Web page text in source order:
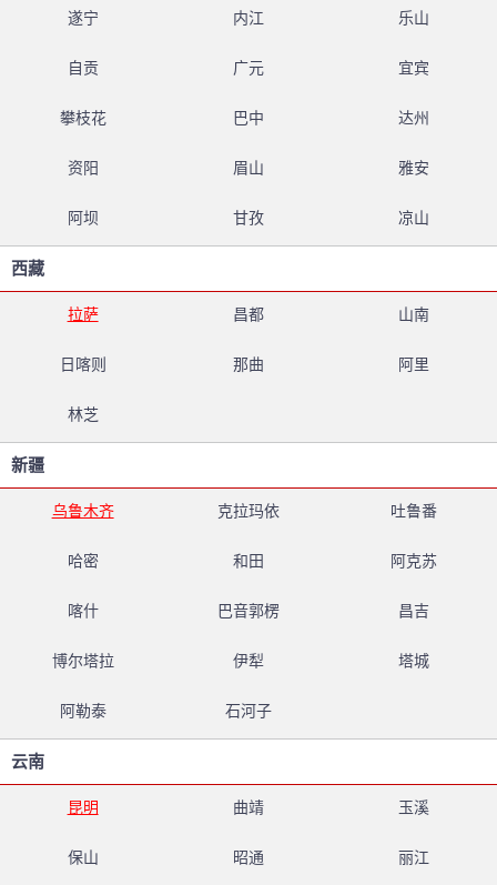
遂宁 内江 乐山
自贡 广元 宜宾
攀枝花 巴中 达州
资阳 眉山 雅安
阿坝 甘孜 凉山
西藏
拉萨 昌都 山南
日喀则 那曲 阿里
林芝
新疆
乌鲁木齐 克拉玛依 吐鲁番
哈密 和田 阿克苏
喀什 巴音郭楞 昌吉
博尔塔拉 伊犁 塔城
阿勒泰 石河子
云南
昆明 曲靖 玉溪
保山 昭通 丽江